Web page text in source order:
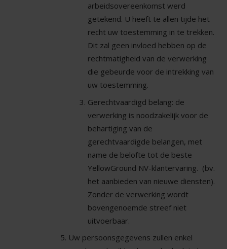
arbeidsovereenkomst werd
getekend. U heeft te allen tijde het
recht uw toestemming in te trekken.
Dit zal geen invloed hebben op de
rechtmatigheid van de verwerking
die gebeurde voor de intrekking van
uw toestemming.
Gerechtvaardigd belang: de
verwerking is noodzakelijk voor de
behartiging van de
gerechtvaardigde belangen, met
name de belofte tot de beste
YellowGround NV-klantervaring. (bv.
het aanbieden van nieuwe diensten).
Zonder de verwerking wordt
bovengenoemde streef niet
uitvoerbaar.
Uw persoonsgegevens zullen enkel